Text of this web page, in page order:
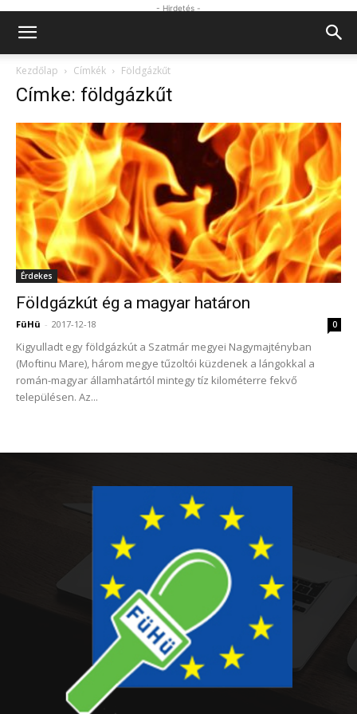
- Hirdetés -
Kezdőlap Címkék Földgázkűt
Címke: földgázkűt
Érdekes
Földgázkút ég a magyar határon
FüHü - 2017-12-18 0
Kigyulladt egy földgázkút a Szatmár megyei Nagymajtényban
(Moftinu Mare), három megye tűzoltói küzdenek a lángokkal a
román-magyar államhatártól mintegy tíz kilométerre fekvő
településen. Az...